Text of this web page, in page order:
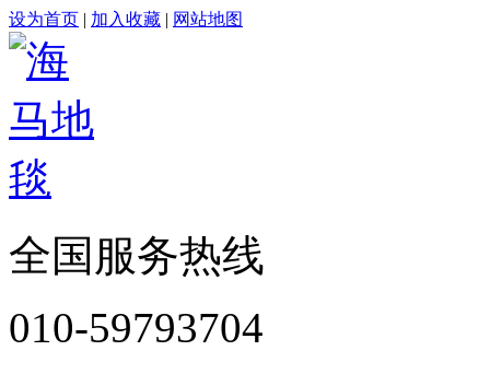
设为首页 | 加入收藏 | 网站地图
全国服务热线
010-59793704